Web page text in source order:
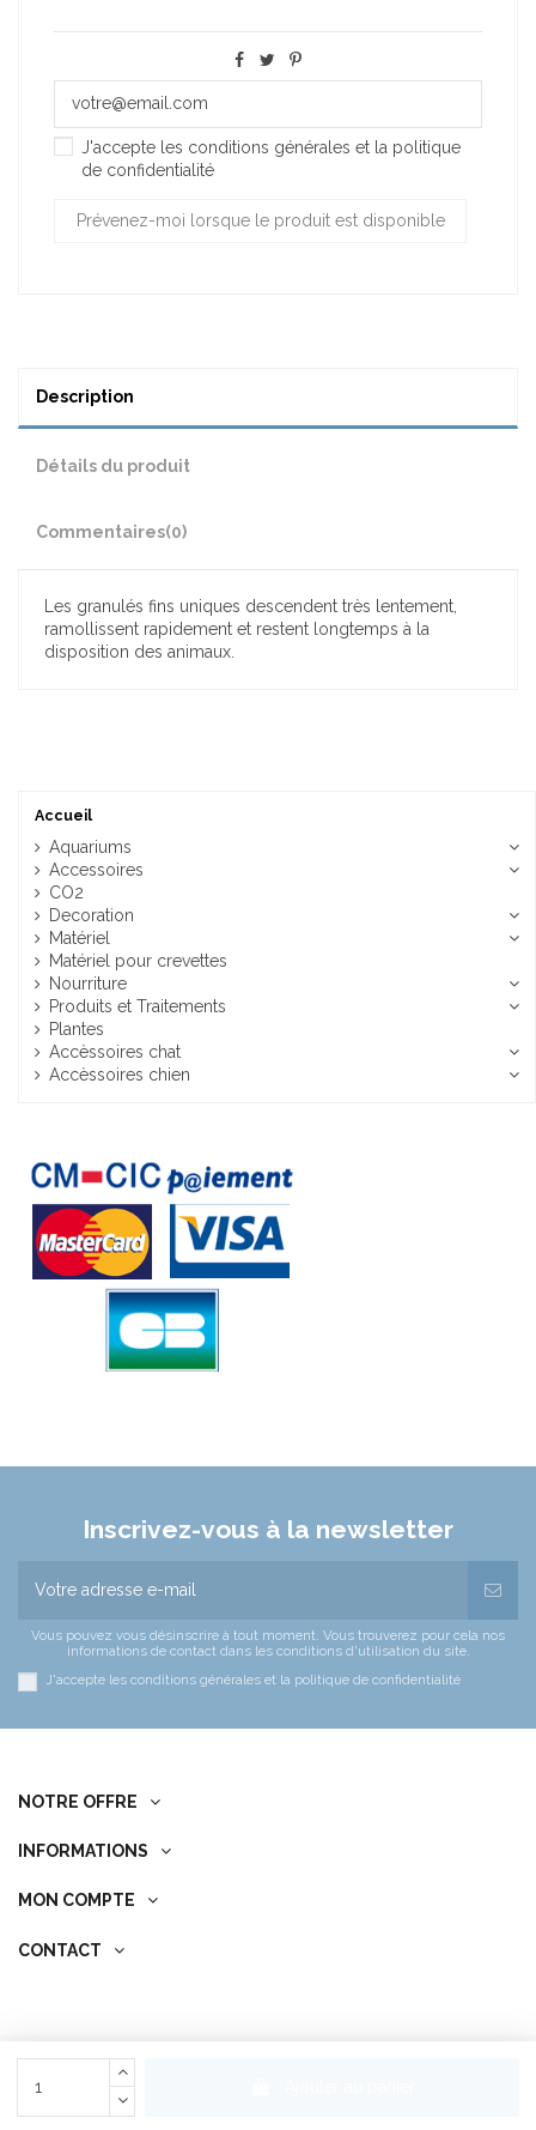
J'accepte les conditions générales et la politique
de confidentialité
Description
Détails du produit
Commentaires(0)
Les granulés fins uniques descendent très lentement,
ramollissent rapidement et restent longtemps à la
disposition des animaux.
Accueil
Aquariums
Accessoires
CO2
Decoration
Matériel
Matériel pour crevettes
Nourriture
Produits et Traitements
Plantes
Accèssoires chat
Accèssoires chien
Inscrivez-vous à la newsletter
Vous pouvez vous désinscrire à tout moment. Vous trouverez pour cela nos
informations de contact dans les conditions d'utilisation du site.
J'accepte les conditions générales et la politique de confidentialité
NOTRE OFFRE
INFORMATIONS
MON COMPTE
CONTACT
© Copyright 2022 Passion Aqua Service. All Rights Reserved.